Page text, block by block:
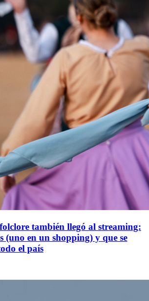
también llegó al streaming:
(uno en un shopping) y que se
el país